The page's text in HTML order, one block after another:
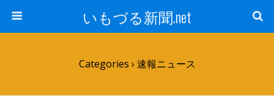
いもづる新聞.net
Categories › 速報ニュース